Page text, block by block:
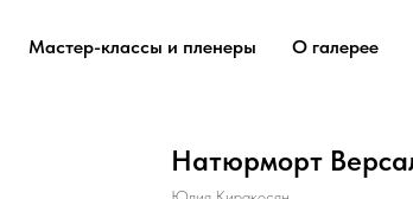
Мастер-классы и пленеры О галерее
Натюрморт